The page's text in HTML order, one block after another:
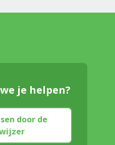
je helpen?
door de